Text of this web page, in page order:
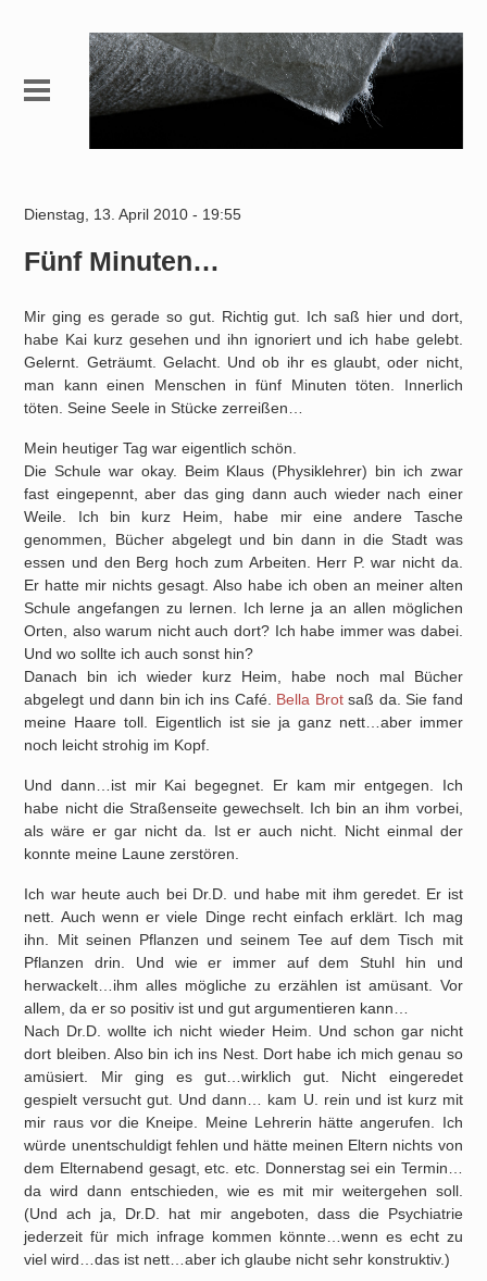
Dienstag, 13. April 2010 - 19:55
Fünf Minuten…
Mir ging es gerade so gut. Richtig gut. Ich saß hier und dort,
habe Kai kurz gesehen und ihn ignoriert und ich habe gelebt.
Gelernt. Geträumt. Gelacht. Und ob ihr es glaubt, oder nicht,
man kann einen Menschen in fünf Minuten töten. Innerlich
töten. Seine Seele in Stücke zerreißen…
Mein heutiger Tag war eigentlich schön.
Die Schule war okay. Beim Klaus (Physiklehrer) bin ich zwar
fast eingepennt, aber das ging dann auch wieder nach einer
Weile. Ich bin kurz Heim, habe mir eine andere Tasche
genommen, Bücher abgelegt und bin dann in die Stadt was
essen und den Berg hoch zum Arbeiten. Herr P. war nicht da.
Er hatte mir nichts gesagt. Also habe ich oben an meiner alten
Schule angefangen zu lernen. Ich lerne ja an allen möglichen
Orten, also warum nicht auch dort? Ich habe immer was dabei.
Und wo sollte ich auch sonst hin?
Danach bin ich wieder kurz Heim, habe noch mal Bücher
abgelegt und dann bin ich ins Café. Bella Brotsaß da. Sie fand
meine Haare toll. Eigentlich ist sie ja ganz nett…aber immer
noch leicht strohig im Kopf.
Und dann…ist mir Kai begegnet. Er kam mir entgegen. Ich
habe nicht die Straßenseite gewechselt. Ich bin an ihm vorbei,
als wäre er gar nicht da. Ist er auch nicht. Nicht einmal der
konnte meine Laune zerstören.
Ich war heute auch bei Dr.D. und habe mit ihm geredet. Er ist
nett. Auch wenn er viele Dinge recht einfach erklärt. Ich mag
ihn. Mit seinen Pflanzen und seinem Tee auf dem Tisch mit
Pflanzen drin. Und wie er immer auf dem Stuhl hin und
herwackelt…ihm alles mögliche zu erzählen ist amüsant. Vor
allem, da er so positiv ist und gut argumentieren kann…
Nach Dr.D. wollte ich nicht wieder Heim. Und schon gar nicht
dort bleiben. Also bin ich ins Nest. Dort habe ich mich genau so
amüsiert. Mir ging es gut…wirklich gut. Nicht eingeredet
gespielt versucht gut. Und dann… kam U. rein und ist kurz mit
mir raus vor die Kneipe. Meine Lehrerin hätte angerufen. Ich
würde unentschuldigt fehlen und hätte meinen Eltern nichts von
dem Elternabend gesagt, etc. etc. Donnerstag sei ein Termin…
da wird dann entschieden, wie es mit mir weitergehen soll.
(Und ach ja, Dr.D. hat mir angeboten, dass die Psychiatrie
jederzeit für mich infrage kommen könnte…wenn es echt zu
viel wird…das ist nett…aber ich glaube nicht sehr konstruktiv.)